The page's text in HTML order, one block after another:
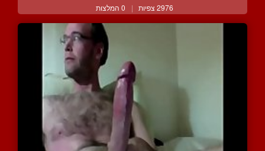
2976 צפיות | 0 המלצות